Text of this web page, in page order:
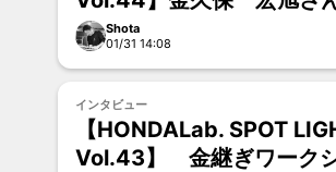
Shota
01/31 14:08
インタビュー
【HONDALab. SPOT
Vol.43】 金継ぎワーク